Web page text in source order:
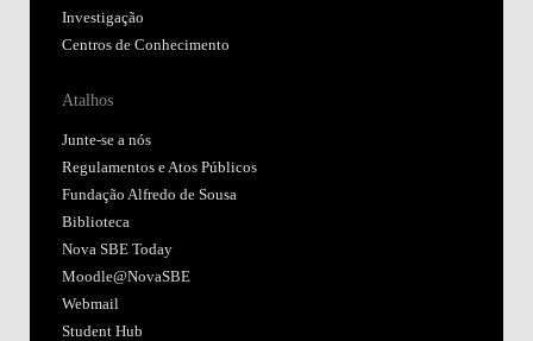
Investigação
Centros de Conhecimento
Atalhos
Junte-se a nós
Regulamentos e Atos Públicos
Fundação Alfredo de Sousa
Biblioteca
Nova SBE Today
Moodle@NovaSBE
Webmail
Student Hub